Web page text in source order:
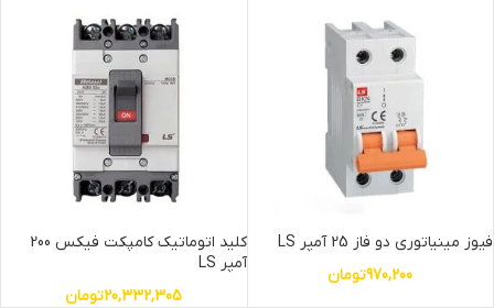
فیوز مینیاتوری دو فاز 25 آمپر LS
970,200تومان
کلید اتوماتیک کامپکت فیکس 200
آمپر LS
20,332,305تومان